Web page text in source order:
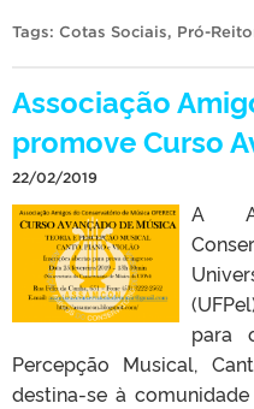
Tags: Cotas Sociais, Pró-
Associação
promove Curso
22/02/2019
A
para
Percepção Musical,
destina-se à